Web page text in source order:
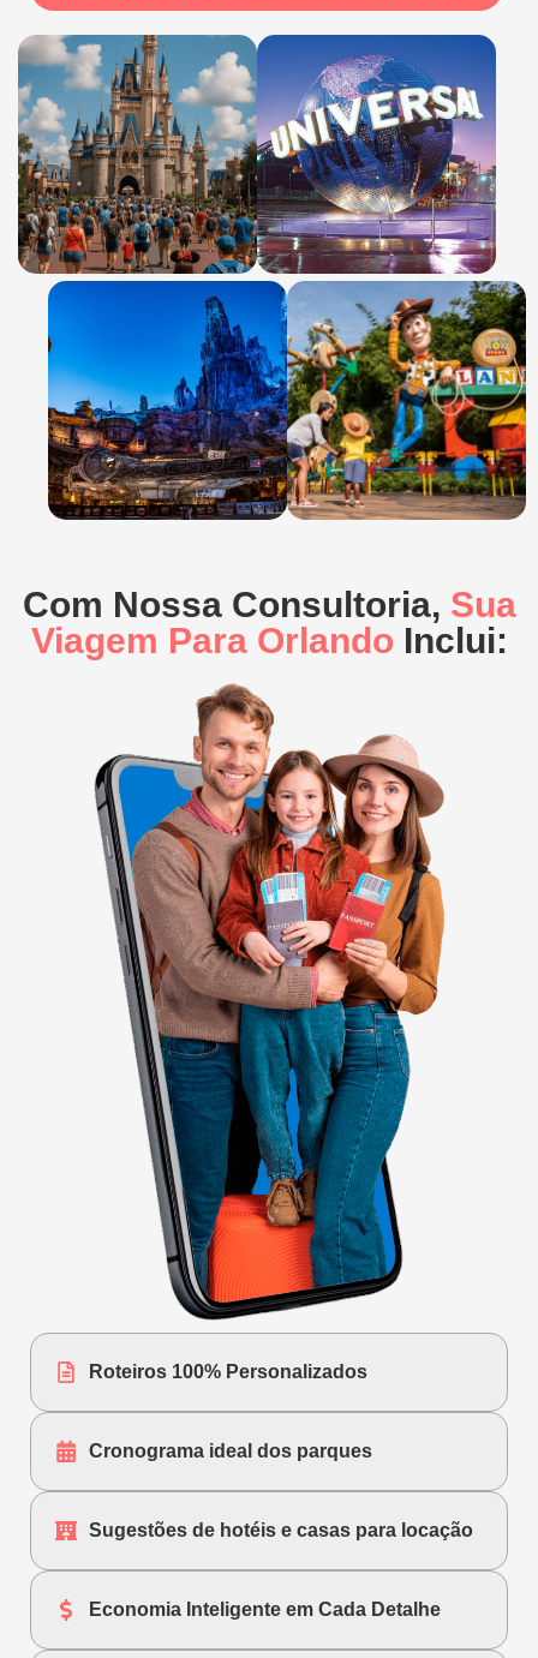
Com Nossa Consultoria, Sua
Viagem Para Orlando Inclui:
Roteiros 100% Personalizados
Cronograma ideal dos parques
Sugestões de hotéis e casas para locação
Economia Inteligente em Cada Detalhe